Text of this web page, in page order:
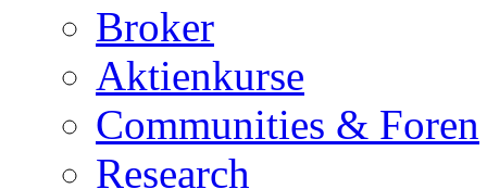
Broker
Aktienkurse
Communities & Foren
Research